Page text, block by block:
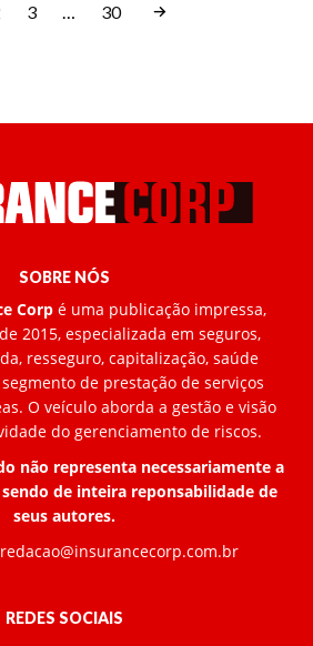
3 … 30
SOBRE NÓS
Corp é uma publicação impressa,
2015, especializada em seguros,
resseguro, capitalização, saúde
de prestação de serviços
O veículo aborda a gestão e visão
do gerenciamento de riscos.
não representa necessariamente a
de inteira reponsabilidade de
seus autores.
redacao@insurancecorp.com.br
REDES SOCIAIS